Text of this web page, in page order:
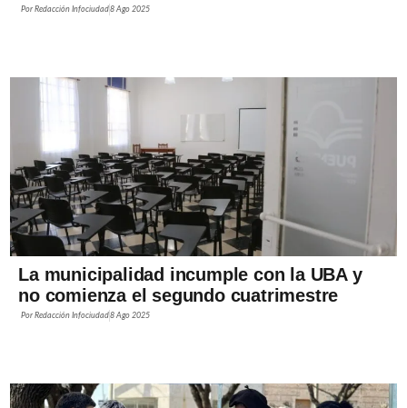
PorRedacción Infociudad8 Ago 2025
La municipalidad incumple con la UBA y
no comienza el segundo cuatrimestre
PorRedacción Infociudad8 Ago 2025